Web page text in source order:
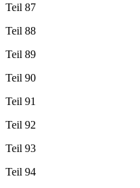
Teil 87
Teil 88
Teil 89
Teil 90
Teil 91
Teil 92
Teil 93
Teil 94